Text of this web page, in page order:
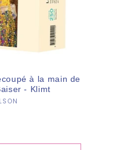
à la main de
- Klimt